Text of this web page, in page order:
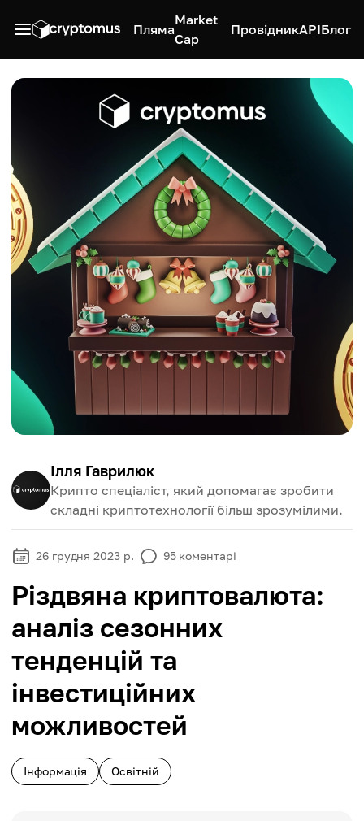
Пляма
Market
Cap
ПровідникAPIБлог
Ілля Гаврилюк
Крипто спеціаліст, який допомагає зробити
складні криптотехнології більш зрозумілими.
26 грудня 2023 р. 95 коментарі
Різдвяна криптовалюта:
аналіз сезонних
тенденцій та
інвестиційних
можливостей
Інформація Освітній